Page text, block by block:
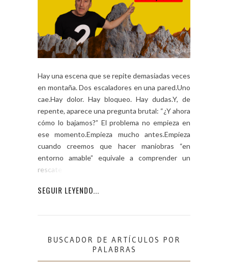
Hay una escena que se repite demasiadas veces
en montaña. Dos escaladores en una pared.Uno
cae.Hay dolor. Hay bloqueo. Hay dudas.Y, de
repente, aparece una pregunta brutal: “¿Y ahora
cómo lo bajamos?” El problema no empieza en
ese momento.Empieza mucho antes.Empieza
cuando creemos que hacer maniobras “en
entorno amable” equivale a comprender un
rescate real. […]
SEGUIR LEYENDO...
BUSCADOR DE ARTÍCULOS POR
PALABRAS